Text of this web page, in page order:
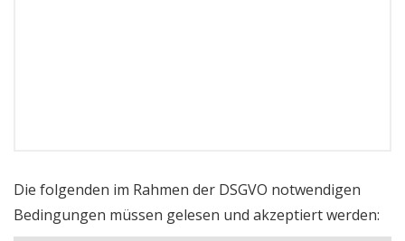
Die folgenden im Rahmen der DSGVO notwendigen
Bedingungen müssen gelesen und akzeptiert werden: